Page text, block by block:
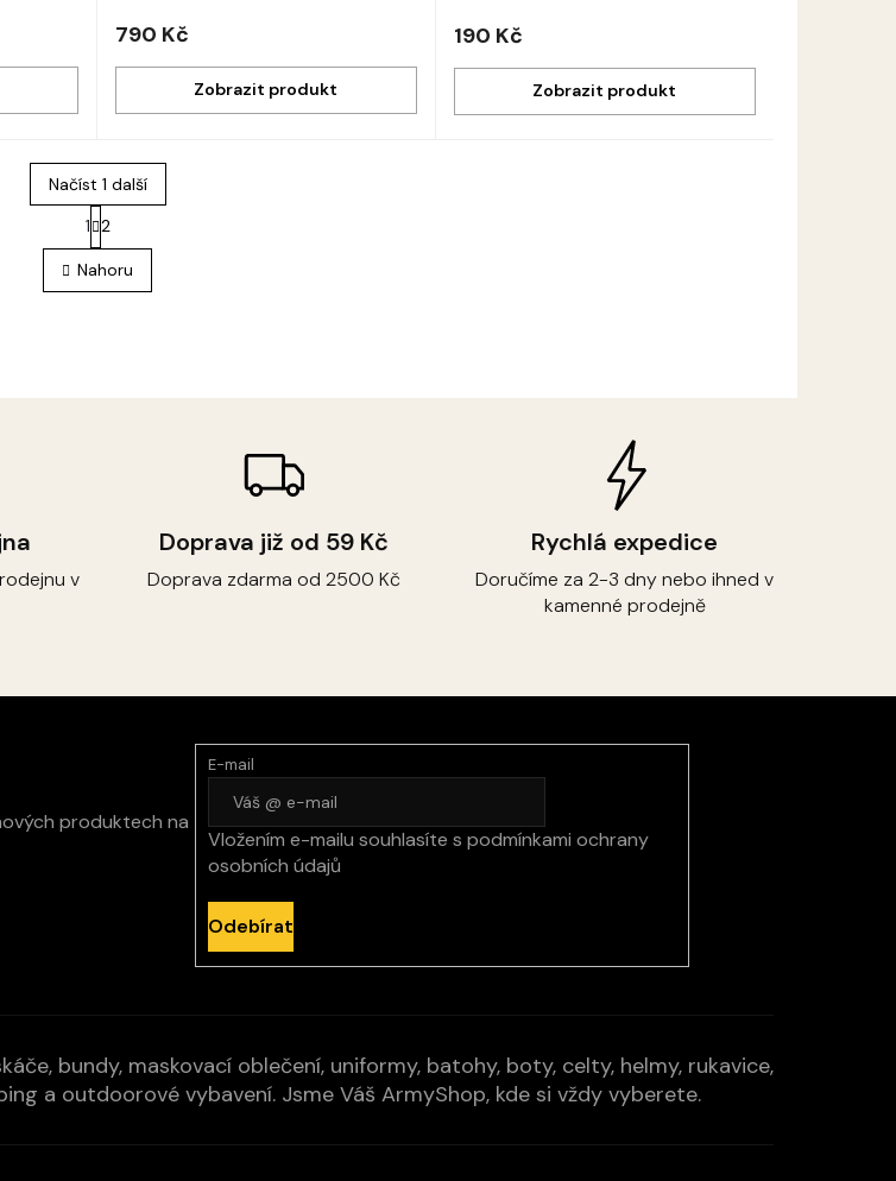
790 Kč 190 Kč
O
v
l
í
Načíst 1 další
S
t
r
á
n
n
1 2
Nahoru
v
Doprava již od 59 Kč
Doprava zdarma od 2500 Kč
Rychlá expedice
Doručíme za 2-3 dny nebo ihned v
kamenné prodejně
produktech na
E-mail
Vložením e-mailu souhlasíte s podmínkami ochrany
osobních údajů
Odebírat
bundy, maskovací oblečení, uniformy, batohy, boty, celty, helmy, rukavice,
a outdoorové vybavení. Jsme Váš ArmyShop, kde si vždy vyberete.